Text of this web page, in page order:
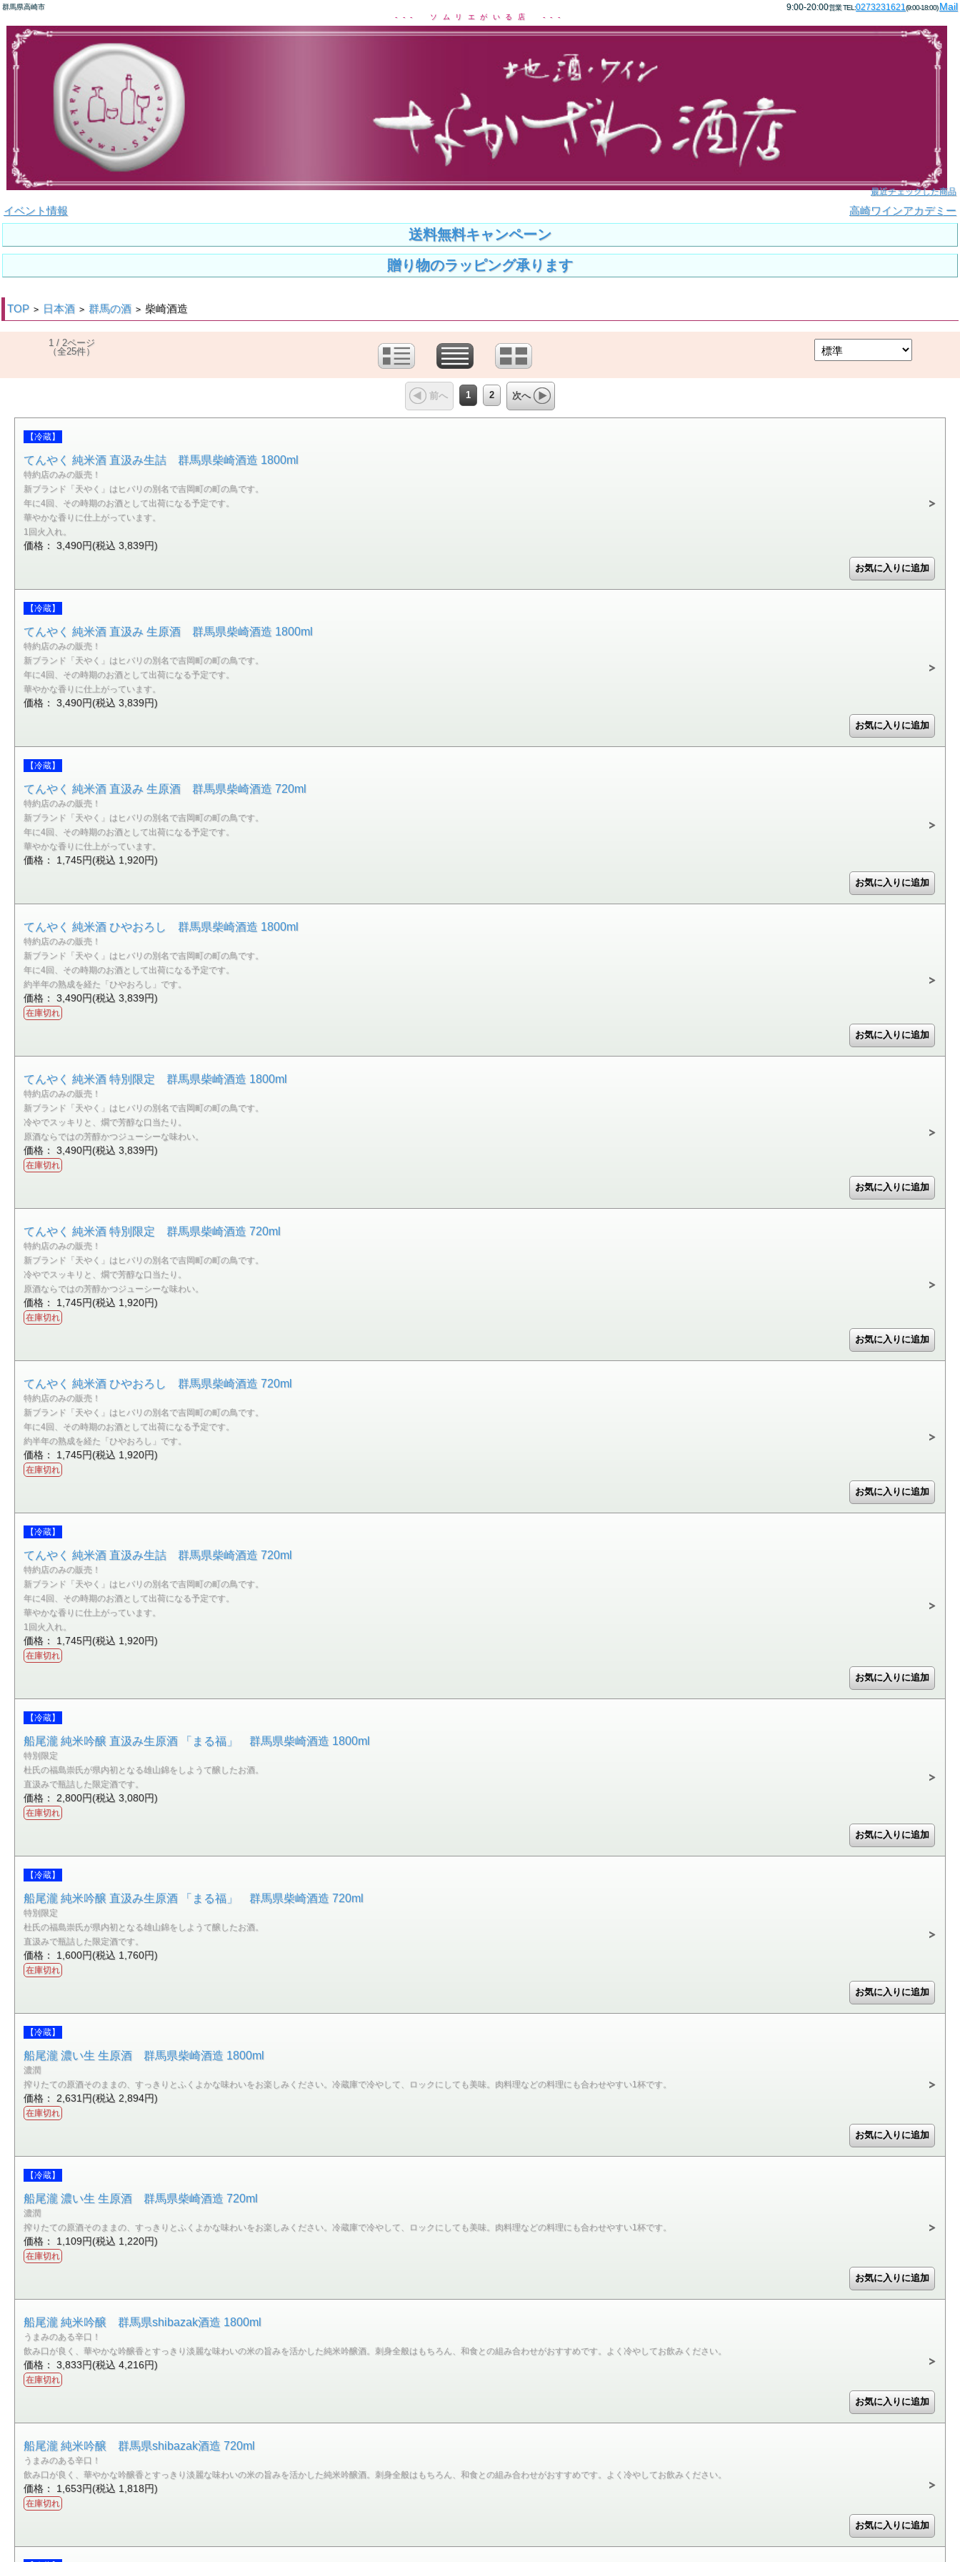
群馬県高崎市 9:00-20:00営業 TEL:0273231621(9:00-18:00)Mail
--- ソムリエがいる店 ---
最近チェックした商品
イベント情報 高崎ワインアカデミー
送料無料キャンペーン
贈り物のラッピング承ります
TOP > 日本酒 > 群馬の酒 > 柴崎酒造
1 / 2ページ
（全25件）
前へ 1 2 次へ
【冷蔵】
てんやく 純米酒 直汲み生詰 群馬県柴崎酒造 1800ml
特約店のみの販売！
新ブランド「天やく」はヒバリの別名で吉岡町の町の鳥です。
年に4回、その時期のお酒として出荷になる予定です。
華やかな香りに仕上がっています。
1回火入れ。
価格： 3,490円(税込 3,839円)
【冷蔵】
てんやく 純米酒 直汲み 生原酒 群馬県柴崎酒造 1800ml
特約店のみの販売！
新ブランド「天やく」はヒバリの別名で吉岡町の町の鳥です。
年に4回、その時期のお酒として出荷になる予定です。
華やかな香りに仕上がっています。
価格： 3,490円(税込 3,839円)
【冷蔵】
てんやく 純米酒 直汲み 生原酒 群馬県柴崎酒造 720ml
特約店のみの販売！
新ブランド「天やく」はヒバリの別名で吉岡町の町の鳥です。
年に4回、その時期のお酒として出荷になる予定です。
華やかな香りに仕上がっています。
価格： 1,745円(税込 1,920円)
てんやく 純米酒 ひやおろし 群馬県柴崎酒造 1800ml
特約店のみの販売！
新ブランド「天やく」はヒバリの別名で吉岡町の町の鳥です。
年に4回、その時期のお酒として出荷になる予定です。
約半年の熟成を経た「ひやおろし」です。
価格： 3,490円(税込 3,839円)
在庫切れ
てんやく 純米酒 特別限定 群馬県柴崎酒造 1800ml
特約店のみの販売！
新ブランド「天やく」はヒバリの別名で吉岡町の町の鳥です。
冷やでスッキリと、燗で芳醇な口当たり。
原酒ならではの芳醇かつジューシーな味わい。
価格： 3,490円(税込 3,839円)
在庫切れ
てんやく 純米酒 特別限定 群馬県柴崎酒造 720ml
特約店のみの販売！
新ブランド「天やく」はヒバリの別名で吉岡町の町の鳥です。
冷やでスッキリと、燗で芳醇な口当たり。
原酒ならではの芳醇かつジューシーな味わい。
価格： 1,745円(税込 1,920円)
在庫切れ
てんやく 純米酒 ひやおろし 群馬県柴崎酒造 720ml
特約店のみの販売！
新ブランド「天やく」はヒバリの別名で吉岡町の町の鳥です。
年に4回、その時期のお酒として出荷になる予定です。
約半年の熟成を経た「ひやおろし」です。
価格： 1,745円(税込 1,920円)
在庫切れ
【冷蔵】
てんやく 純米酒 直汲み生詰 群馬県柴崎酒造 720ml
特約店のみの販売！
新ブランド「天やく」はヒバリの別名で吉岡町の町の鳥です。
年に4回、その時期のお酒として出荷になる予定です。
華やかな香りに仕上がっています。
1回火入れ。
価格： 1,745円(税込 1,920円)
在庫切れ
【冷蔵】
船尾瀧 純米吟醸 直汲み生原酒 「まる福」 群馬県柴崎酒造 1800ml
特別限定
杜氏の福島崇氏が県内初となる雄山錦をしようて醸したお酒。
直汲みで瓶詰した限定酒です。
価格： 2,800円(税込 3,080円)
在庫切れ
【冷蔵】
船尾瀧 純米吟醸 直汲み生原酒 「まる福」 群馬県柴崎酒造 720ml
特別限定
杜氏の福島崇氏が県内初となる雄山錦をしようて醸したお酒。
直汲みで瓶詰した限定酒です。
価格： 1,600円(税込 1,760円)
在庫切れ
【冷蔵】
船尾瀧 濃い生 生原酒 群馬県柴崎酒造 1800ml
濃潤
搾りたての原酒そのままの、すっきりとふくよかな味わいをお楽しみください。冷蔵庫で冷やして、ロックにしても美味。肉料理などの料理にも合わせやすい1杯です。
価格： 2,631円(税込 2,894円)
在庫切れ
【冷蔵】
船尾瀧 濃い生 生原酒 群馬県柴崎酒造 720ml
濃潤
搾りたての原酒そのままの、すっきりとふくよかな味わいをお楽しみください。冷蔵庫で冷やして、ロックにしても美味。肉料理などの料理にも合わせやすい1杯です。
価格： 1,109円(税込 1,220円)
在庫切れ
船尾瀧 純米吟醸 群馬県shibazak酒造 1800ml
うまみのある辛口！
飲み口が良く、華やかな吟醸香とすっきり淡麗な味わいの米の旨みを活かした純米吟醸酒。刺身全般はもちろん、和食との組み合わせがおすすめです。よく冷やしてお飲みください。
価格： 3,833円(税込 4,216円)
在庫切れ
船尾瀧 純米吟醸 群馬県shibazak酒造 720ml
うまみのある辛口！
飲み口が良く、華やかな吟醸香とすっきり淡麗な味わいの米の旨みを活かした純米吟醸酒。刺身全般はもちろん、和食との組み合わせがおすすめです。よく冷やしてお飲みください。
価格： 1,653円(税込 1,818円)
在庫切れ